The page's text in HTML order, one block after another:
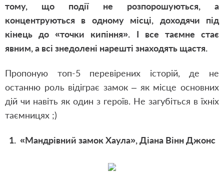
тому, що події не розпорошуються, а
концентруються в одному місці, доходячи під
кінець до «точки кипіння». І все таємне стає
явним, а всі знедолені нарешті знаходять щастя.
Пропоную топ-5 перевірених історій, де не
останню роль відіграє замок – як місце основних
дій чи навіть як один з героїв. Не загубіться в їхніх
таємницях ;)
1. «Мандрівний замок Хаула», Діана Вінн Джонс